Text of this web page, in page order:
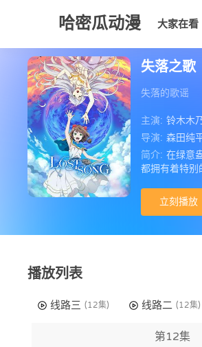
哈密瓜动漫 大家在看
大家在看 日本动漫 国产动漫
失落之歌
失落的歌谣
主演: 铃木木
导演: 森田纯
简介: 在绿意
都拥有着特别
立刻播放
播放列表
线路三 (12集) 线路二 (12集)
第12集